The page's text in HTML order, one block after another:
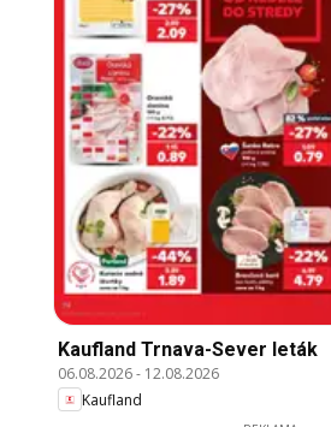
Kaufland Trnava-Sever leták
06.08.2026- 12.08.2026
Kaufland